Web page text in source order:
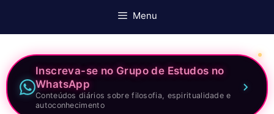
Menu
Inscreva-se no Grupo de Estudos no
WhatsApp
Conteúdos diários sobre filosofia, espiritualidade e
autoconhecimento